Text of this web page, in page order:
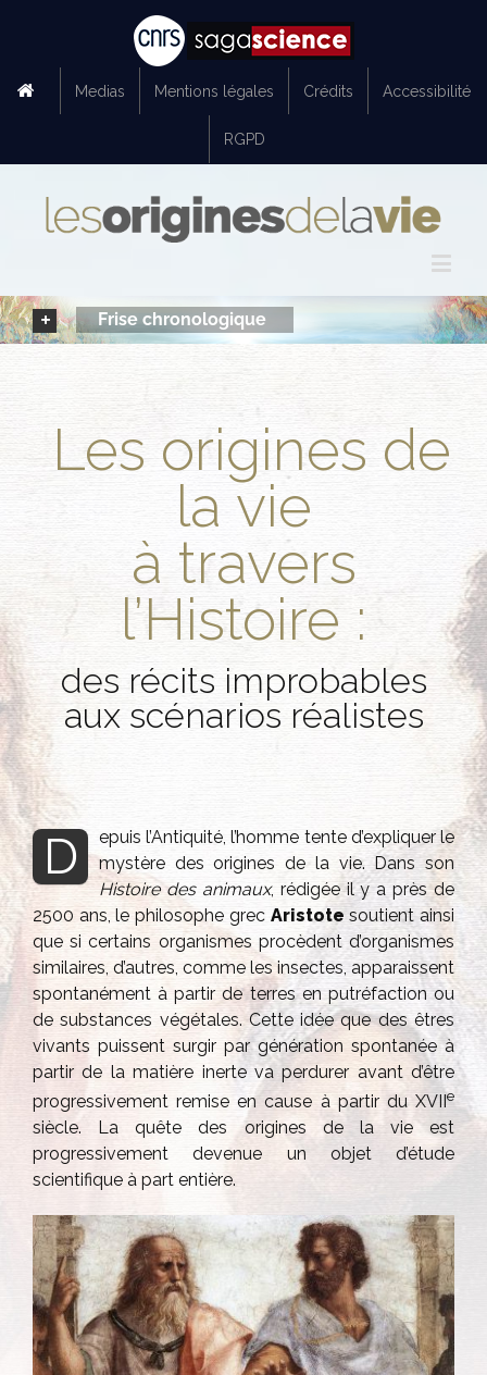
Medias Mentions légales Crédits Accessibilité
RGPD
Frise chronologique
Les origines de
la vie
à travers
l’Histoire :
des récits improbables
aux scénarios réalistes
D
epuis l’Antiquité, l’homme tente d’expliquer le
mystère des origines de la vie. Dans son
Histoire des animaux, rédigée il y a près de
2500 ans, le philosophe grec Aristote soutient ainsi
que si certains organismes procèdent d’organismes
similaires, d’autres, comme les insectes, apparaissent
spontanément à partir de terres en putréfaction ou
de substances végétales. Cette idée que des êtres
vivants puissent surgir par génération spontanée à
partir de la matière inerte va perdurer avant d’être
progressivement remise en cause à partir du XVII e
siècle. La quête des origines de la vie est
progressivement devenue un objet d’étude
scientifique à part entière.